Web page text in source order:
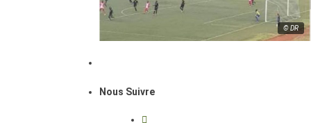
© DR
Nous Suivre